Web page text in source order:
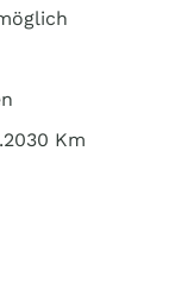
Km